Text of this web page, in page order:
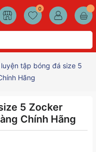
0
luyện tập bóng đá size 5
Hãng
5 Zocker
Chính Hãng